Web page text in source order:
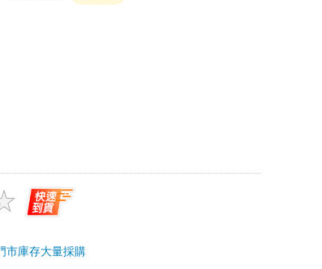
市庫存大量採購